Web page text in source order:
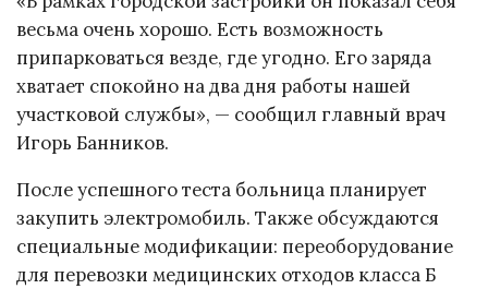
весьма очень хорошо. Есть возможность
припарковаться везде, где угодно. Его заряда
хватает спокойно на два дня работы нашей
участковой службы», — сообщил главный врач
Игорь Банников.
После успешного теста больница планирует
закупить электромобиль. Также обсуждаются
специальные модификации: переоборудование
для перевозки медицинских отходов класса Б